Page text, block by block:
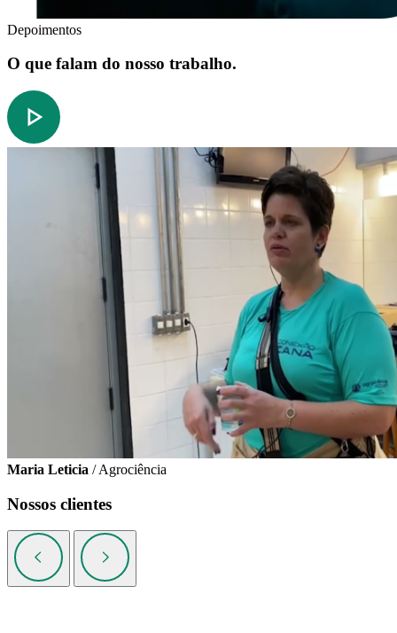
Depoimentos
O que falam do nosso trabalho.
Maria Leticia / Agrociência
Nossos clientes